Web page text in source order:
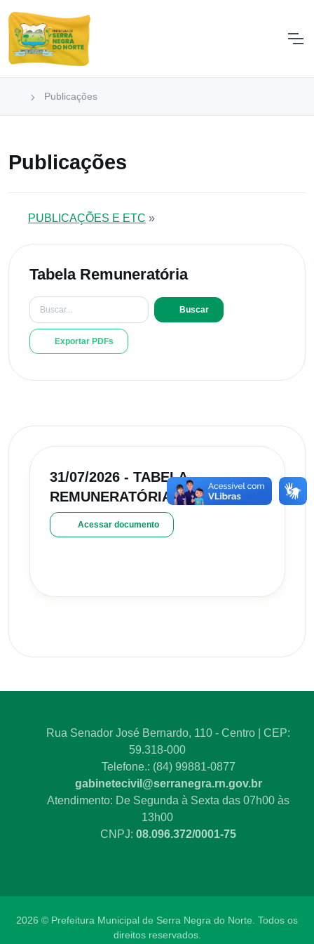
Publicações
Publicações
PUBLICAÇÕES E ETC »
Tabela Remuneratória
Buscar
Exportar PDFs
31/07/2026 - TABELA
REMUNERATÓRIA
Acessar documento
Rua Senador José Bernardo, 110 - Centro | CEP:
59.318-000
Telefone.: (84) 99881-0877
gabinetecivil@serranegra.rn.gov.br
Atendimento: De Segunda à Sexta das 07h00 às
13h00
CNPJ: 08.096.372/0001-75
2026 © Prefeitura Municipal de Serra Negra do Norte. Todos os
direitos reservados.